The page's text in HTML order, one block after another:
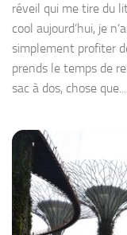
réveil qui me tire du
cool aujourd’hui, je
simplement profiter
prends le temps de
sac à dos, chose que...